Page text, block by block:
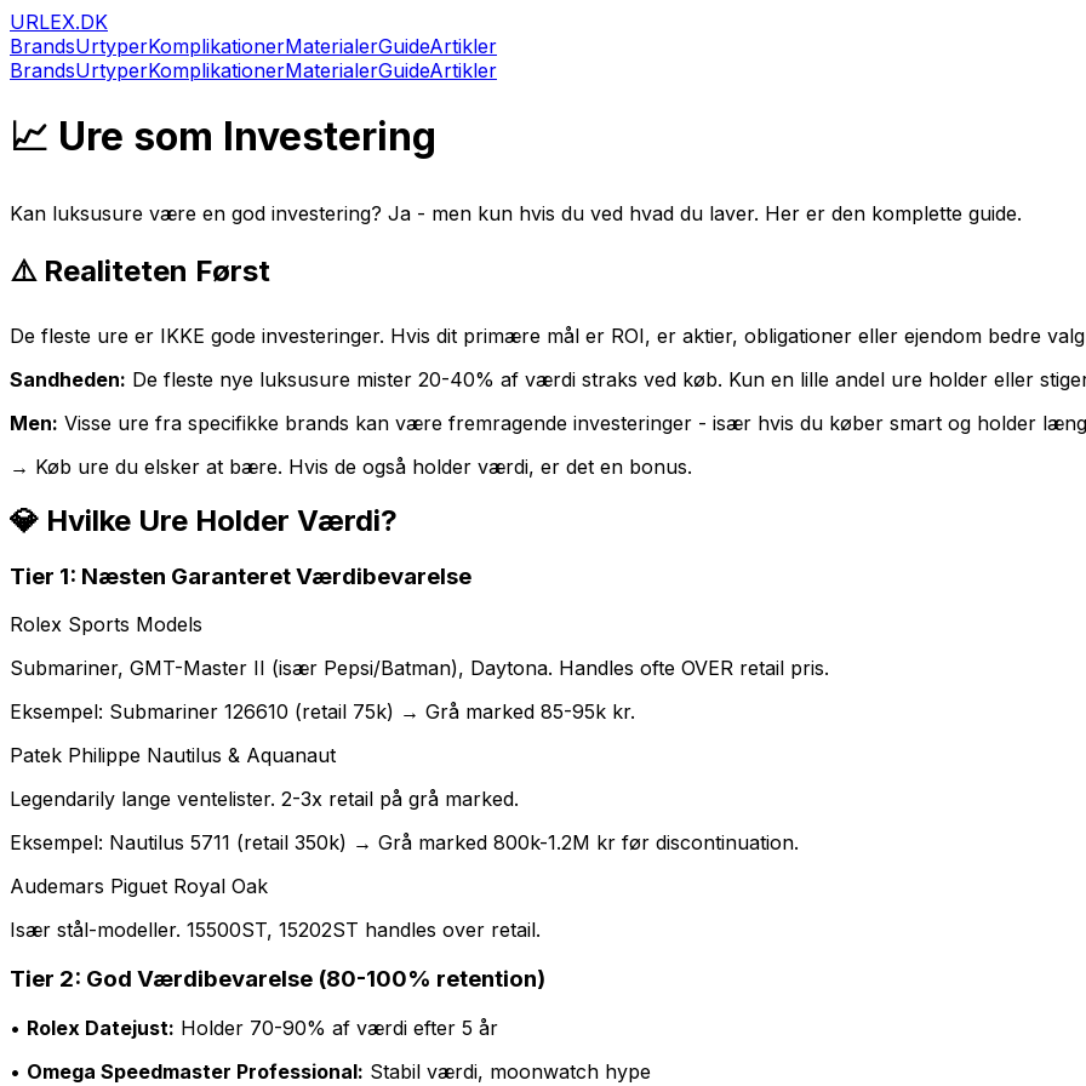
URLEX.DK
BrandsUrtyperKomplikationerMaterialerGuideArtikler
BrandsUrtyperKomplikationerMaterialerGuideArtikler
📈 Ure som Investering
Kan luksusure være en god investering? Ja - men kun hvis du ved hvad du laver. Her er den komplette guide.
⚠️ Realiteten Først
De fleste ure er IKKE gode investeringer. Hvis dit primære mål er ROI, er aktier, obligationer eller ejendom bedre
Sandheden: De fleste nye luksusure mister 20-40% af værdi straks ved køb. Kun en lille andel ure holder eller
Men: Visse ure fra specifikke brands kan være fremragende investeringer - især hvis du køber smart og holder
→ Køb ure du elsker at bære. Hvis de også holder værdi, er det en bonus.
💎 Hvilke Ure Holder Værdi?
Tier 1: Næsten Garanteret Værdibevarelse
Rolex Sports Models
Submariner, GMT-Master II (især Pepsi/Batman), Daytona. Handles ofte OVER retail pris.
Eksempel: Submariner 126610 (retail 75k) → Grå marked 85-95k kr.
Patek Philippe Nautilus & Aquanaut
Legendarily lange ventelister. 2-3x retail på grå marked.
Eksempel: Nautilus 5711 (retail 350k) → Grå marked 800k-1.2M kr før discontinuation.
Audemars Piguet Royal Oak
Især stål-modeller. 15500ST, 15202ST handles over retail.
Tier 2: God Værdibevarelse (80-100% retention)
• Rolex Datejust: Holder 70-90% af værdi efter 5 år
• Omega Speedmaster Professional: Stabil værdi, moonwatch hype